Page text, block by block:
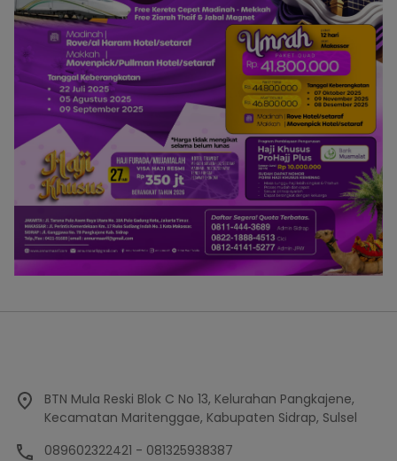
BTN Mula Reski Blok C No 13, Kelurahan Pangkajene,
Kecamatan Maritenggae, Kabupaten Sidrap, Sulsel
089602322421 - 081325938387